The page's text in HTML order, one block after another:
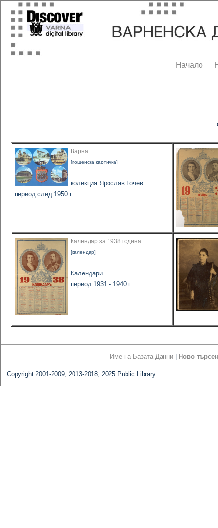
Начало
Варна
[пощенска картичка]
колекция Ярослав Гочев
период след 1950 г.
Календар за 1938 година
[календар]
Календари
период 1931 - 1940 г.
Име на Базата Данни Ново
Copyright 2001-2009, 2013-2018, 2025 Public Library